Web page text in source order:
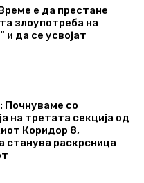
е да престане
злоупотреба на
и да се усвојат
Почнуваме со
на третата секција од
Коридор 8,
станува раскрсница